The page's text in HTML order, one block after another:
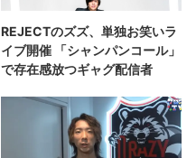
REJECTのズズ、単独お笑いラ
イブ開催 「シャンパンコール」
で存在感放つギャグ配信者